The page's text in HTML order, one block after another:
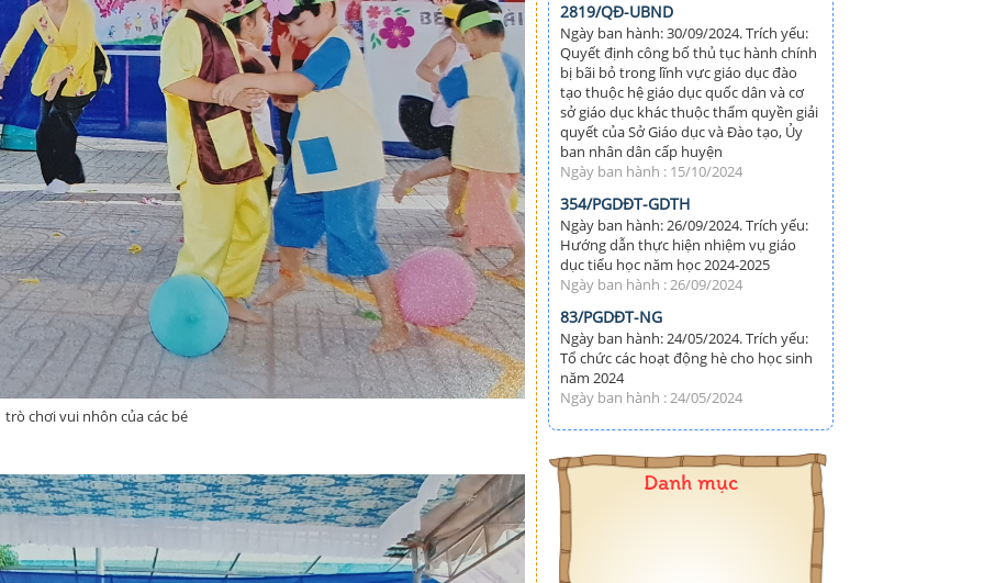
trò chơi vui nhôn của các bé
2819/QĐ-UBND
Ngày ban hành: 30/09/2024. Trích yếu:
Quyết định công bố thủ tục hành chính
bị bãi bỏ trong lĩnh vực giáo dục đào
tạo thuộc hệ giáo dục quốc dân và cơ
sở giáo dục khác thuộc thẩm quyền giải
quyết của Sở Giáo dục và Đào tạo, Ủy
ban nhân dân cấp huyện
Ngày ban hành : 15/10/2024
354/PGDĐT-GDTH
Ngày ban hành: 26/09/2024. Trích yếu:
Hướng dẫn thực hiện nhiệm vụ giáo
dục tiểu học năm học 2024-2025
Ngày ban hành : 26/09/2024
83/PGDĐT-NG
Ngày ban hành: 24/05/2024. Trích yếu:
Tổ chức các hoạt động hè cho học sinh
năm 2024
Ngày ban hành : 24/05/2024
Danh mục